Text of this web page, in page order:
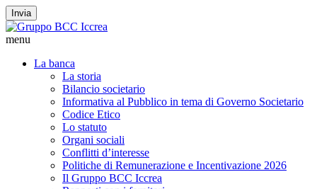
Invia
menu
La banca
La storia
Bilancio societario
Informativa al Pubblico in tema di Governo Societario
Codice Etico
Lo statuto
Organi sociali
Conflitti d’interesse
Politiche di Remunerazione e Incentivazione 2026
Il Gruppo BCC Iccrea